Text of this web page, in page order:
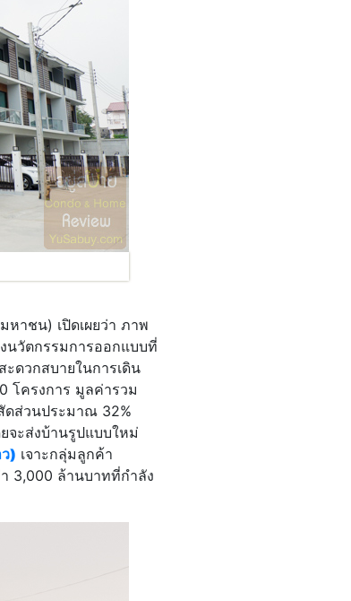
หาชน) เปิดเผยว่า ภาพ
นวัตกรรมการออกแบบที่
ดวกสบายในการเดิน
โครงการ มูลค่ารวม
ดส่วนประมาณ 32%
จะส่งบ้านรูปแบบใหม่
) เจาะกลุ่มลูกค้า
3,000 ล้านบาทที่กำลัง